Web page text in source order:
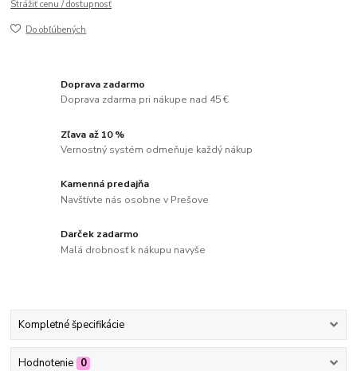
Strážiť cenu / dostupnosť
Do obľúbených
Doprava zadarmo
Doprava zdarma pri nákupe nad 45 €
Zľava až 10 %
Vernostný systém odmeňuje každý nákup
Kamenná predajňa
Navštívte nás osobne v Prešove
Darček zadarmo
Malá drobnosť k nákupu navyše
Kompletné špecifikácie
Hodnotenie 0